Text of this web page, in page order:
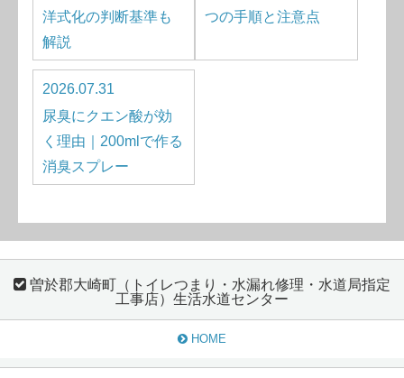
洋式化の判断基準も
解説
つの手順と注意点
2026.07.31
尿臭にクエン酸が効
く理由｜200mlで作る
消臭スプレー
曽於郡大崎町（トイレつまり・水漏れ修理・水道局指定
工事店）生活水道センター
HOME